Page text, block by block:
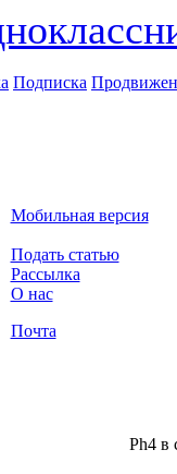
Подписка
Мобильная версия
Подать статью
Рассылка
О нас
Почта
Ph4 в